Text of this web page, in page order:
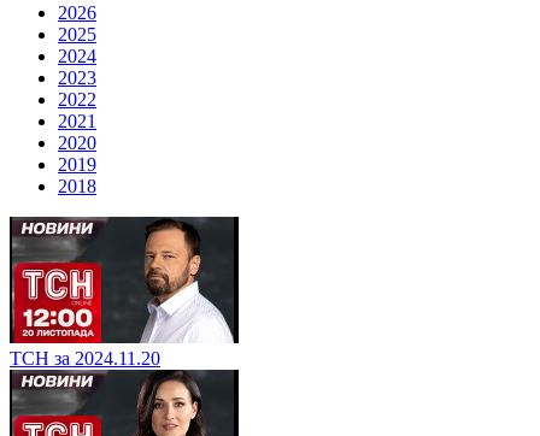
2026
2025
2024
2023
2022
2021
2020
2019
2018
ТСН за 2024.11.20